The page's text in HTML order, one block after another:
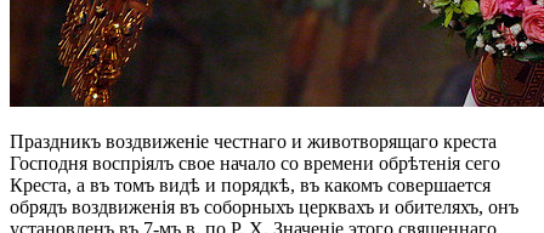
Праздникъ воздвиженіе честнаго и животворящаго креста
Господня воспріялъ свое начало со времени обрѣтенія сего
Креста, а въ томъ видѣ и порядкѣ, въ какомъ совершается
обрядъ воздвиженія въ соборныхъ церквахъ и обителяхъ, онъ
установленъ въ 7-мъ в. по Р. X. Значеніе этого священнаго